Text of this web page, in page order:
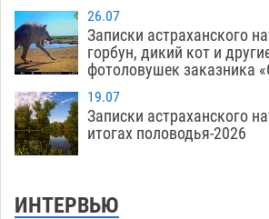
26.07
Записки астраханского
горбун, дикий кот и
фотоловушек заказника
19.07
Записки астраханского
итогах половодья-2026
ИНТЕРВЬЮ